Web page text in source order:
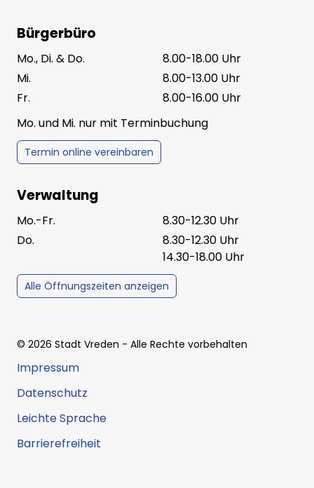
Bürgerbüro
Mo., Di. & Do.
8.00-18.00 Uhr
Mi.
8.00-13.00 Uhr
Fr.
8.00-16.00 Uhr
Mo. und Mi. nur mit Terminbuchung
Termin online vereinbaren
Verwaltung
Mo.-Fr.
8.30-12.30 Uhr
Do.
8.30-12.30 Uhr
14.30-18.00 Uhr
Alle Öffnungszeiten anzeigen
© 2026 Stadt Vreden - Alle Rechte vorbehalten
Impressum
Datenschutz
Leichte Sprache
Barrierefreiheit